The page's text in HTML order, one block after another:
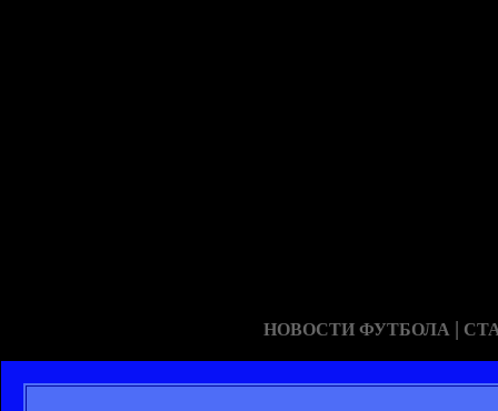
НОВОСТИ ФУТБОЛА |